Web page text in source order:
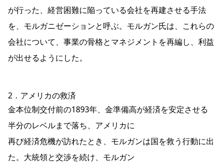
が行った、経営困難に陥っている会社を再建させる手法
を、モルガニゼーションと呼ぶ。モルガン氏は、これらの
会社について、事業の骨格とマネジメントを再編し、利益
が出せるようにした。
2．アメリカの救済
金本位制交付前の1893年、金準備高が経済を安定させる
半分のレベルまで落ち、アメリカに
再び経済危機が訪れたとき、モルガンは国を救う行動に出
た。大統領と交渉を続け、モルガン